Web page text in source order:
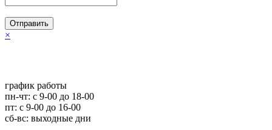
Отправить
×
график работы
пн-чт: c 9-00 до 18-00
пт: с 9-00 до 16-00
сб-вс: выходные дни